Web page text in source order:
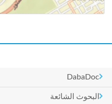
DabaDoc
البحوث الشائعة